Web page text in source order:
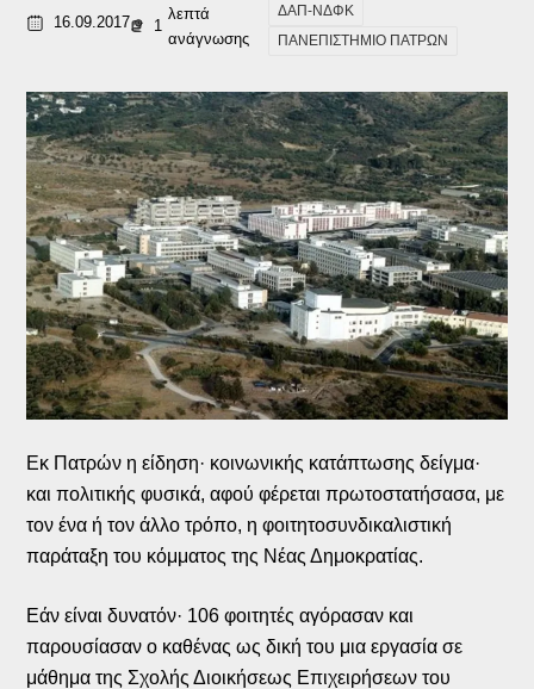
16.09.2017 1
λεπτά
ανάγνωσης
ΔΑΠ-ΝΔΦΚ
ΠΑΝΕΠΙΣΤΗΜΙΟ ΠΑΤΡΩΝ
Εκ Πατρών η είδηση· κοινωνικής κατάπτωσης δείγμα·
και πολιτικής φυσικά, αφού φέρεται πρωτοστατήσασα, με
τον ένα ή τον άλλο τρόπο, η φοιτητοσυνδικαλιστική
παράταξη του κόμματος της Νέας Δημοκρατίας.
Εάν είναι δυνατόν· 106 φοιτητές αγόρασαν και
παρουσίασαν ο καθένας ως δική του μια εργασία σε
μάθημα της Σχολής Διοικήσεως Επιχειρήσεων του